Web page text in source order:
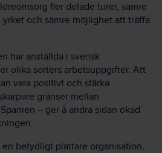
fler delade turer, sämre
och sämre möjlighet att träffa
har anställda i svensk
olika sorters arbetsuppgifter. Att
vara positivt och stärka
gränser mellan
– ger å andra sidan ökad
en betydligt plattare organisation,